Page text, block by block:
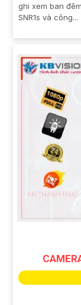
ghi xem ban
SNR1s và công...